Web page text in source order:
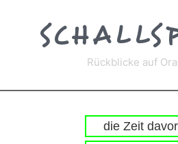
Rückblicke auf
die Zeit